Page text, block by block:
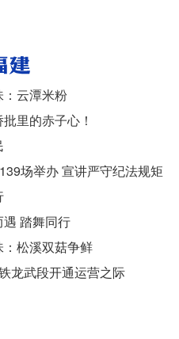
云潭米粉
里的赤子心！
场举办 宣讲严守纪法规矩
踏舞同行
松溪双菇争鲜
龙武段开通运营之际